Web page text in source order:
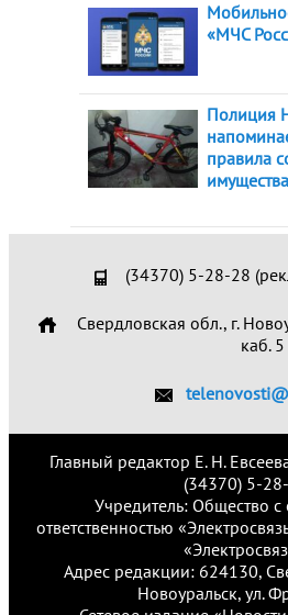
«МЧС
Полиция
правила
имущества
(34370) 5-28-28
Свердловская обл., г.
каб. 5
Главный редактор Е. Н.
(34370) 5-
Учредитель: Общество
ответственностью
Адрес редакции: 624130,
Новоуральск, ул.